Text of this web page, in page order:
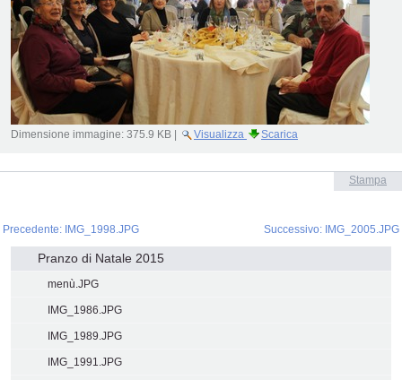
Dimensione immagine: 375.9 KB | Visualizza Scarica
Stampa
Precedente: IMG_1998.JPG Successivo: IMG_2005.JPG
Navigazione
Pranzo di Natale 2015
menù.JPG
IMG_1986.JPG
IMG_1989.JPG
IMG_1991.JPG